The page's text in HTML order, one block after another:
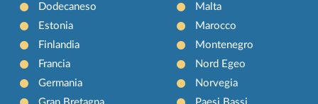
Dodecaneso
Estonia
Finlandia
Francia
Germania
Malta
Marocco
Montenegro
Nord Egeo
Norvegia